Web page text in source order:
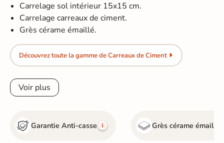
Carrelage sol intérieur 15x15 cm.
Carrelage carreaux de ciment.
Grès cérame émaillé.
Découvrez toute la gamme de Carreaux de Ciment
Voir plus
Garantie Anti-casse Grès cérame émaillé